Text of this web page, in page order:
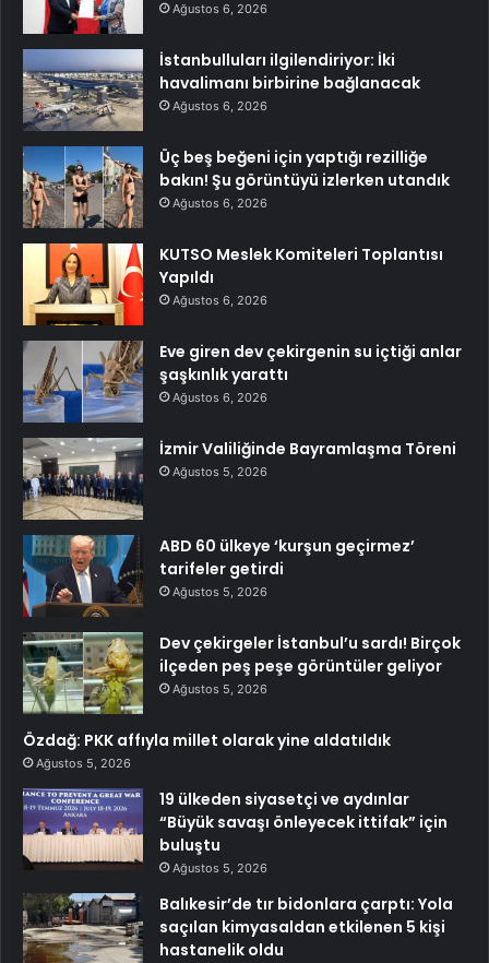
Ağustos 6, 2026
İstanbulluları ilgilendiriyor: İki
havalimanı birbirine bağlanacak
Ağustos 6, 2026
Üç beş beğeni için yaptığı rezilliğe
bakın! Şu görüntüyü izlerken utandık
Ağustos 6, 2026
KUTSO Meslek Komiteleri Toplantısı
Yapıldı
Ağustos 6, 2026
Eve giren dev çekirgenin su içtiği anlar
şaşkınlık yarattı
Ağustos 6, 2026
İzmir Valiliğinde Bayramlaşma Töreni
Ağustos 5, 2026
ABD 60 ülkeye ‘kurşun geçirmez’
tarifeler getirdi
Ağustos 5, 2026
Dev çekirgeler İstanbul’u sardı! Birçok
ilçeden peş peşe görüntüler geliyor
Ağustos 5, 2026
Özdağ: PKK affıyla millet olarak yine aldatıldık
Ağustos 5, 2026
19 ülkeden siyasetçi ve aydınlar
“Büyük savaşı önleyecek ittifak” için
buluştu
Ağustos 5, 2026
Balıkesir’de tır bidonlara çarptı: Yola
saçılan kimyasaldan etkilenen 5 kişi
hastanelik oldu